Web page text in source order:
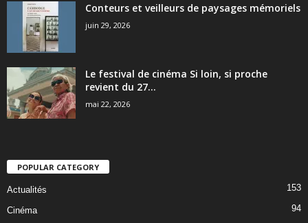
Conteurs et veilleurs de paysages mémoriels
juin 29, 2026
Le festival de cinéma Si loin, si proche
revient du 27...
mai 22, 2026
POPULAR CATEGORY
Actualités 153
Cinéma 94